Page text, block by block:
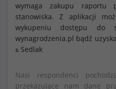
wymaga zakupu raportu
stanowiska. Z aplikacji
wykupeniu dostępu do
wynagrodzenia.pl bądź
& Sedlak
Nasi respondenci
przekazujące nam dane